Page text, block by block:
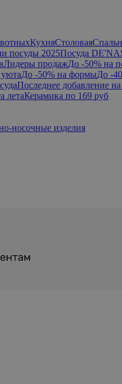
КухняСтоловая
посуды 2025Посуда
Лидеры продажДо -50% на
До -50% на формыДо -
Последнее добавление на
летаКерамика по 169 руб
носочные изделия